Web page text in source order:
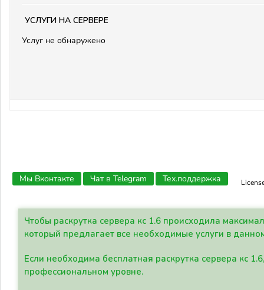
Услуги на сервере
Услуг не обнаружено
Мы Вконтакте Чат в Telegram Тех.поддержка
Чтобы раскрутка сервера кс 1.6 происходила
который предлагает все необходимые услуги в
Если необходима бесплатная раскрутка сервера кс
профессиональном уровне.